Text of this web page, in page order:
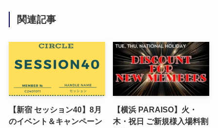
関連記事
【新宿 セッション40】8月
のイベント＆キャンペーン
【横浜 PARAISO】火・
木・祝日 ​ご新規様入場料割